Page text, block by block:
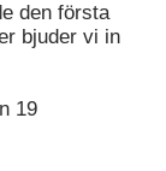
den första
bjuder vi in
19